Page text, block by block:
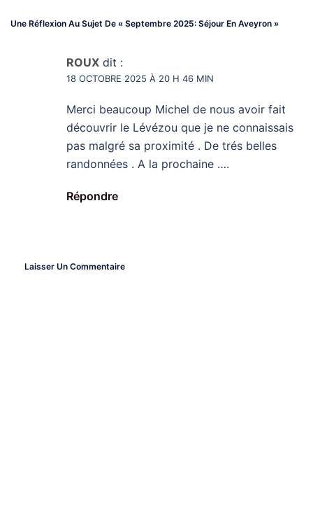
Une Réflexion Au Sujet De « Septembre 2025: Séjour En Aveyron »
ROUX dit :
18 OCTOBRE 2025 À 20 H 46 MIN
Merci beaucoup Michel de nous avoir fait
découvrir le Lévézou que je ne connaissais
pas malgré sa proximité . De trés belles
randonnées . A la prochaine ….
Répondre
Laisser Un Commentaire